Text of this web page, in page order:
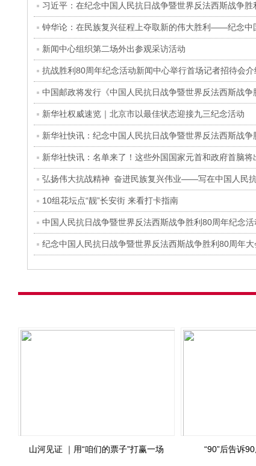
习近平：在纪念中国人民抗日战争暨世界反法西斯战争
钟华论：在民族复兴征程上夺取新的伟大胜利——纪念中
新闻中心组织第二场外出参观采访活动
抗战胜利80周年纪念活动新闻中心举行首场记者招待会
中国邮政将发行《中国人民抗日战争暨世界反法西斯战
新华社权威速览｜北京市以最佳状态迎接九三纪念活动
新华社快讯：纪念中国人民抗日战争暨世界反法西斯战
新华社快讯：名单来了！这些外国国家元首和政府首脑
弘扬伟大抗战精神 奋进民族复兴伟业——写在中国人民
10组花坛点“靓”长安街 来看打卡指南
中国人民抗日战争暨世界反法西斯战争胜利80周年纪念
纪念中国人民抗日战争暨世界反法西斯战争胜利80周年
山河见证 ｜用“咱们的票子”打赢一场 “90”后告诉